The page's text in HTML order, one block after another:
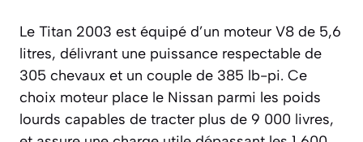
Le Titan 2003 est équipé d’un moteur V8 de 5,6
litres, délivrant une puissance respectable de
305 chevaux et un couple de 385 lb-pi. Ce
choix moteur place le Nissan parmi les poids
lourds capables de tracter plus de 9 000 livres,